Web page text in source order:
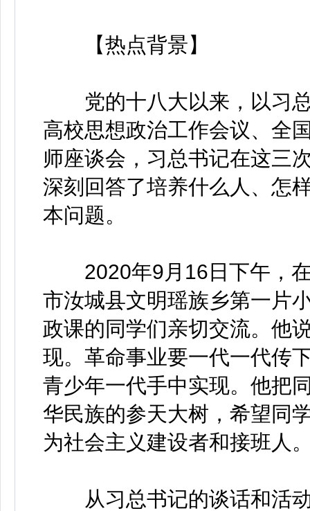
【热点背景】
党的十八大以来，以习总
高校思想政治工作会议、全
师座谈会，习总书记在这三
深刻回答了培养什么人、怎
本问题。
2020年9月16日下午，在
市汝城县文明瑶族乡第一片
政课的同学们亲切交流。他
现。革命事业要一代一代传
青少年一代手中实现。他把
华民族的参天大树，希望同
为社会主义建设者和接班人
从习总书记的谈话和活动